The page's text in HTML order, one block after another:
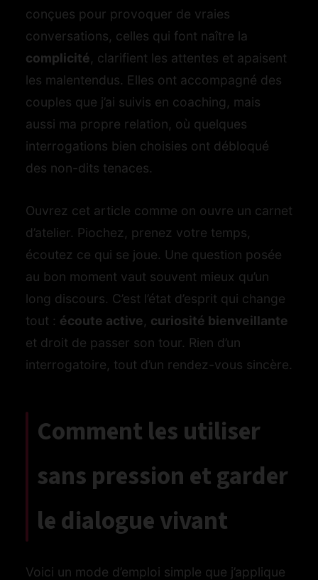
conçues pour provoquer de vraies
conversations, celles qui font naître la
complicité, clarifient les attentes et apaisent
les malentendus. Elles ont accompagné des
couples que j’ai suivis en coaching, mais
aussi ma propre relation, où quelques
interrogations bien choisies ont débloqué
des non-dits tenaces.
Ouvrez cet article comme on ouvre un carnet
d’atelier. Piochez, prenez votre temps,
écoutez ce qui se joue. Une question posée
au bon moment vaut souvent mieux qu’un
long discours. C’est l’état d’esprit qui change
tout : écoute active, curiosité bienveillante
et droit de passer son tour. Rien d’un
interrogatoire, tout d’un rendez-vous sincère.
Comment les utiliser
sans pression et garder
le dialogue vivant
Voici un mode d’emploi simple que j’applique